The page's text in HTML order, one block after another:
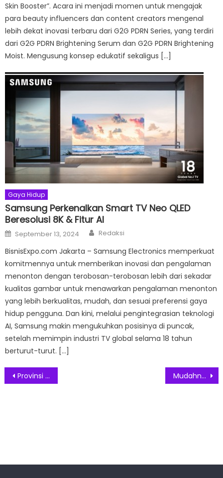
Skin Booster”. Acara ini menjadi momen untuk mengajak
para beauty influencers dan content creators mengenal
lebih dekat inovasi terbaru dari G2G PDRN Series, yang terdiri
dari G2G PDRN Brightening Serum dan G2G PDRN Brightening
Moist. Mengusung konsep edukatif sekaligus […]
Gaya Hidup
Samsung Perkenalkan Smart TV Neo QLED
Beresolusi 8K & Fitur AI
Posted
on
September 13, 2024 Author
Redaksi
BisnisExpo.com Jakarta – Samsung Electronics memperkuat
komitmennya untuk memberikan inovasi dan pengalaman
menonton dengan terobosan-terobosan lebih dari sekadar
kualitas gambar untuk menawarkan pengalaman menonton
yang lebih berkualitas, mudah, dan sesuai preferensi gaya
hidup pengguna. Dan kini, melalui pengintegrasian teknologi
AI, Samsung makin mengukuhkan posisinya di puncak,
setelah memimpin industri TV global selama 18 tahun
berturut-turut. […]
Post
Provinsi Gangwon Korea Siap Sambut Wisatawan Mancanegara Mudahnya Belanja Emas di Aurum Lab